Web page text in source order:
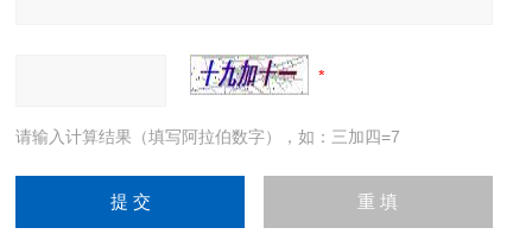
请输入计算结果（填写阿拉伯数字），如：三加四=7